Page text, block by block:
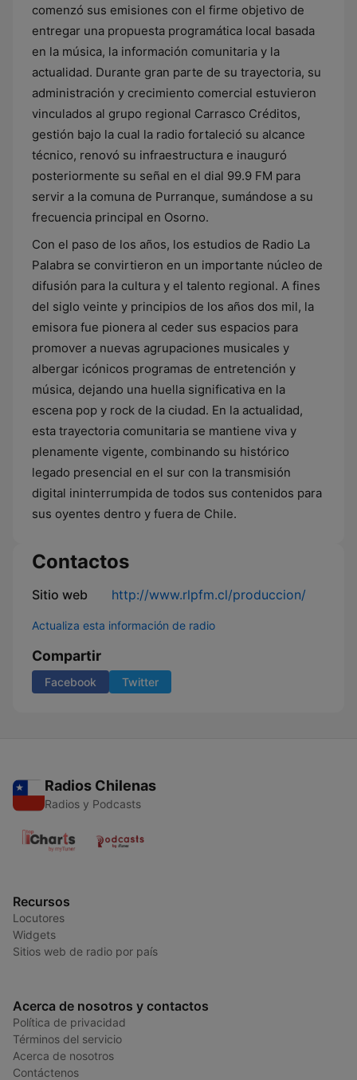
comenzó sus emisiones con el firme objetivo de
entregar una propuesta programática local basada
en la música, la información comunitaria y la
actualidad. Durante gran parte de su trayectoria, su
administración y crecimiento comercial estuvieron
vinculados al grupo regional Carrasco Créditos,
gestión bajo la cual la radio fortaleció su alcance
técnico, renovó su infraestructura e inauguró
posteriormente su señal en el dial 99.9 FM para
servir a la comuna de Purranque, sumándose a su
frecuencia principal en Osorno.
Con el paso de los años, los estudios de Radio La
Palabra se convirtieron en un importante núcleo de
difusión para la cultura y el talento regional. A fines
del siglo veinte y principios de los años dos mil, la
emisora fue pionera al ceder sus espacios para
promover a nuevas agrupaciones musicales y
albergar icónicos programas de entretención y
música, dejando una huella significativa en la
escena pop y rock de la ciudad. En la actualidad,
esta trayectoria comunitaria se mantiene viva y
plenamente vigente, combinando su histórico
legado presencial en el sur con la transmisión
digital ininterrumpida de todos sus contenidos para
sus oyentes dentro y fuera de Chile.
Contactos
Sitio web http://www.rlpfm.cl/produccion/
Actualiza esta información de radio
Compartir
Facebook Twitter
Radios Chilenas
Radios y Podcasts
Recursos
Locutores
Widgets
Sitios web de radio por país
Acerca de nosotros y contactos
Política de privacidad
Términos del servicio
Acerca de nosotros
Contáctenos